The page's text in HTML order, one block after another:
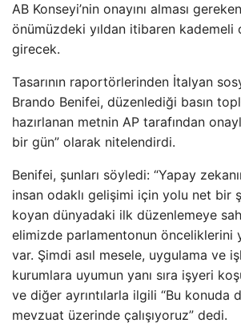
AB Konseyi’nin onayını alması
önümüzdeki yıldan itibaren kademeli
girecek.
Tasarının raportörlerinden İtalyan
Brando Benifei, düzenlediği basın
hazırlanan metnin AP tarafından
bir gün” olarak nitelendirdi.
Benifei, şunları söyledi: “Yapay
insan odaklı gelişimi için yolu net bir
koyan dünyadaki ilk düzenlemeye
elimizde parlamentonun önceliklerini
var. Şimdi asıl mesele, uygulama ve
kurumlara uyumun yanı sıra işyeri
ve diğer ayrıntılarla ilgili “Bu konuda
mevzuat üzerinde çalışıyoruz” dedi.